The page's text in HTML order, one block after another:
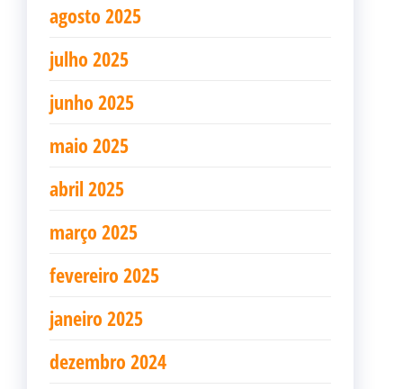
agosto 2025
julho 2025
junho 2025
maio 2025
abril 2025
março 2025
fevereiro 2025
janeiro 2025
dezembro 2024